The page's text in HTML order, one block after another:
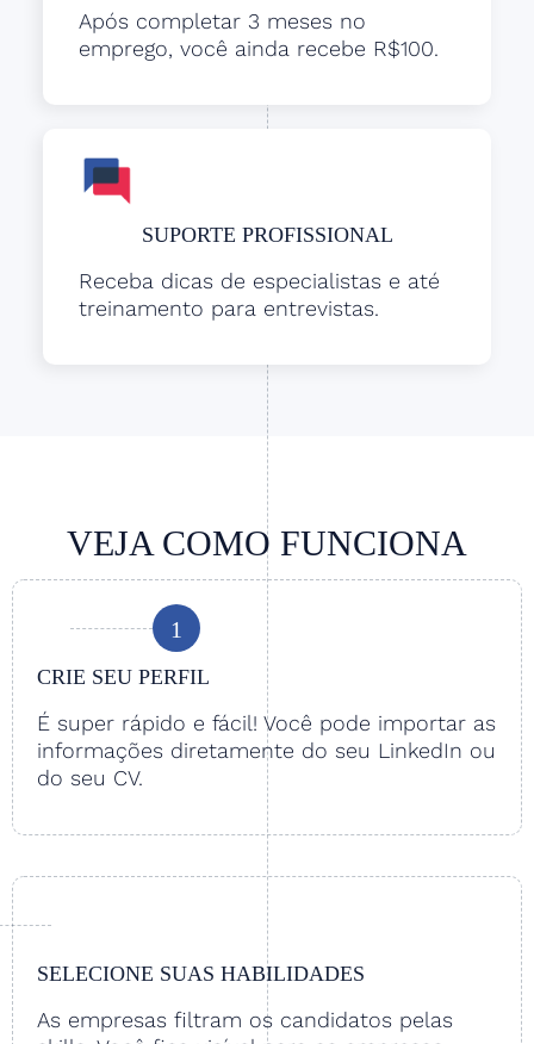
Após completar 3 meses no
emprego, você ainda recebe R$100.
SUPORTE PROFISSIONAL
Receba dicas de especialistas e até
treinamento para entrevistas.
VEJA COMO FUNCIONA
1
CRIE SEU PERFIL
É super rápido e fácil! Você pode importar as
informações diretamente do seu LinkedIn ou
do seu CV.
SELECIONE SUAS HABILIDADES
As empresas filtram os candidatos pelas